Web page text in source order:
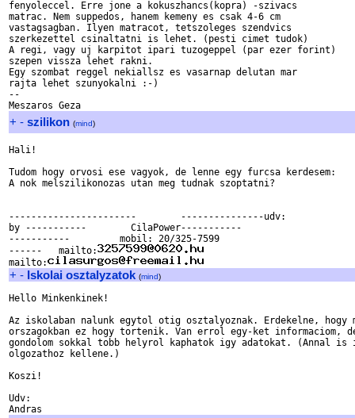
fenyoleccel. Erre jone a kokuszhancs(kopra) -szivacs
matrac. Nem suppedos, hanem kemeny es csak 4-6 cm
vastagsagban. Ilyen matracot, tetszoleges szendvics
szerkezettel csinaltatni is lehet. (pesti cimet tudok)
A regi, vagy uj karpitot ipari tuzogeppel (par ezer forint)
szepen vissza lehet rakni.
Egy szombat reggel nekiallsz es vasarnap delutan mar
rajta lehet szunyokalni :-)
--
+ - szilikon (mind)
Hali!
Tudom hogy orvosi ese vagyok, de lenne egy furcsa kerdesem:
A nok melszilikonozas utan meg tudnak szoptatni?
-----------------------        ---------------udv:
by -----------        CilaPower-----------
-----------         mobil: 20/325-7599
------   mailto:
mailto:
+ - Iskolai osztalyzatok (mind)
Hello Minkenkinek!
Az iskolaban nalunk egytol otig osztalyoznak. Erdekelne, hogy
orszagokban ez hogy tortenik. Van errol egy-ket informaciom,
gondolom sokkal tobb helyrol kaphatok igy adatokat. (Annal is
olgozathoz kellene.)
Koszi!
Udv: